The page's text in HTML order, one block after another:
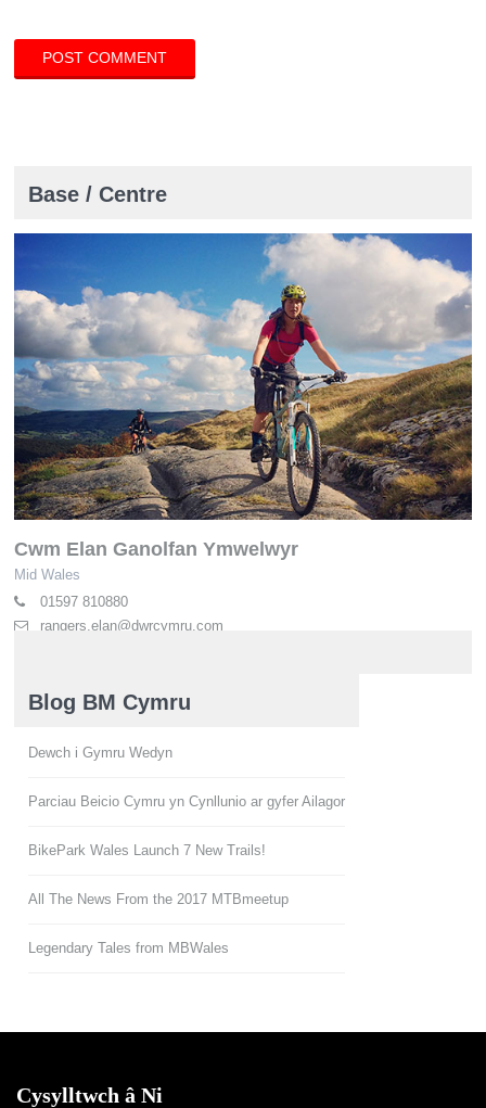
Base / Centre
Cwm Elan Ganolfan Ymwelwyr
Mid Wales
01597 810880
rangers.elan@dwrcymru.com
Blog BM Cymru
Dewch i Gymru Wedyn
Parciau Beicio Cymru yn Cynllunio ar gyfer Ailagor
BikePark Wales Launch 7 New Trails!
All The News From the 2017 MTBmeetup
Legendary Tales from MBWales
Cysylltwch â Ni